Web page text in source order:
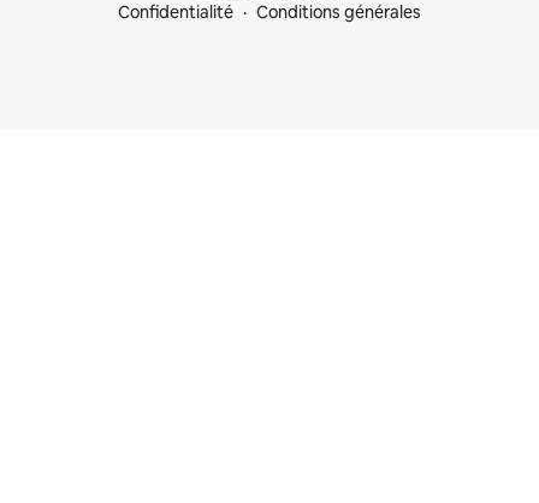
Confidentialité
Conditions générales